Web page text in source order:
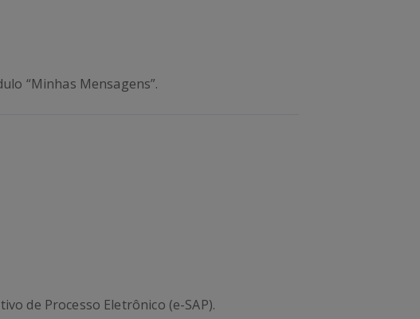
“Minhas Mensagens”.
de Processo Eletrônico (e-SAP).